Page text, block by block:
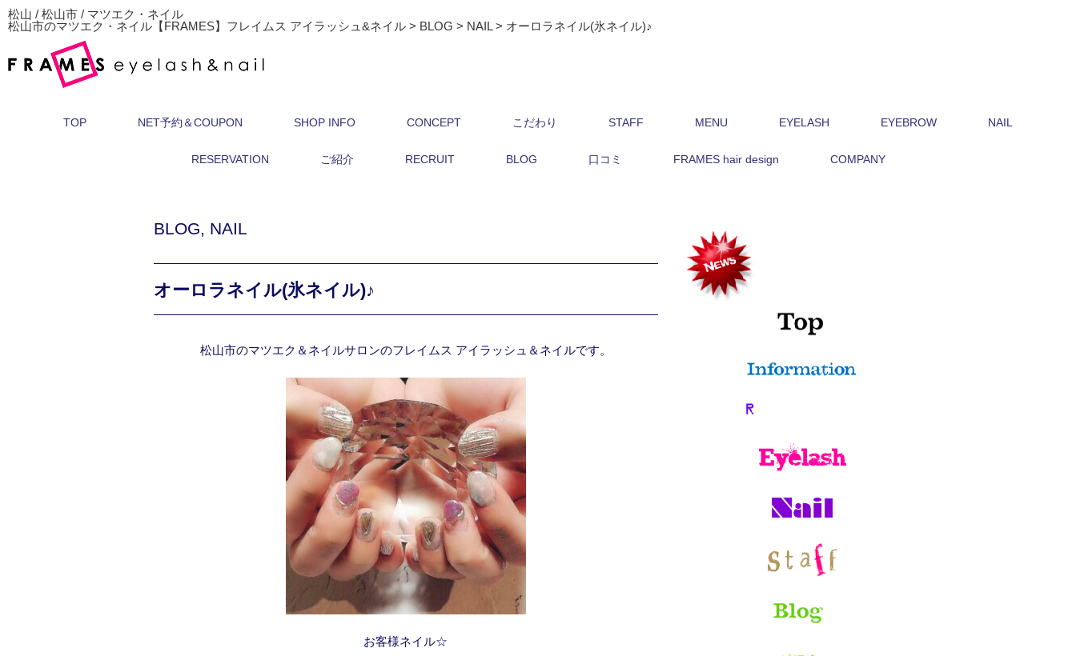
松山 / 松山市 / マツエク・ネイル
松山市のマツエク・ネイル【FRAMES】フレイムス アイラッシュ&ネイル > BLOG > NAIL> オーロラネイル(氷ネイル)♪
TOP NET予約＆COUPON SHOP INFO CONCEPT こだわり STAFF MENU EYELASH EYEBROW NAIL
RESERVATION ご紹介 RECRUIT BLOG 口コミ FRAMES hair design COMPANY
BLOG, NAIL
オーロラネイル(氷ネイル)♪
松山市のマツエク＆ネイルサロンのフレイムス アイラッシュ＆ネイルです。
お客様ネイル☆